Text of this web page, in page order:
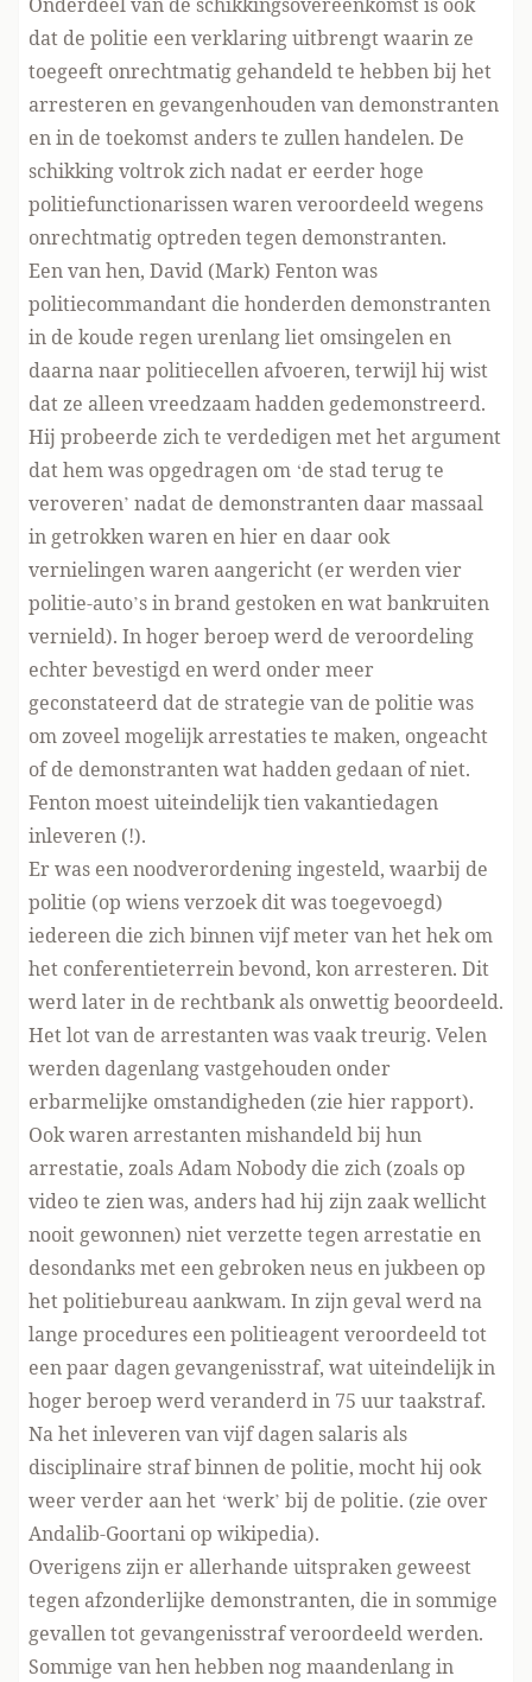
dat de politie een verklaring uitbrengt waarin ze
toegeeft onrechtmatig gehandeld te hebben bij het
arresteren en gevangenhouden van demonstranten
en in de toekomst anders te zullen handelen. De
schikking voltrok zich nadat er eerder hoge
politiefunctionarissen waren veroordeeld wegens
onrechtmatig optreden tegen demonstranten.
Een van hen, David (Mark) Fenton was
politiecommandant die honderden demonstranten
in de koude regen urenlang liet omsingelen en
daarna naar politiecellen afvoeren, terwijl hij wist
dat ze alleen vreedzaam hadden gedemonstreerd.
Hij probeerde zich te verdedigen met het argument
dat hem was opgedragen om ‘de stad terug te
veroveren’ nadat de demonstranten daar massaal
in getrokken waren en hier en daar ook
vernielingen waren aangericht (er werden vier
politie-auto’s in brand gestoken en wat bankruiten
vernield). In hoger beroep werd de veroordeling
echter bevestigd enwerd onder meer
geconstateerd dat de strategie van de politie was
om zoveel mogelijk arrestaties te maken, ongeacht
of de demonstranten wat hadden gedaan of niet.
Fenton moest uiteindelijk tien vakantiedagen
inleveren (!).
Er was een noodverordening ingesteld, waarbij de
politie (op wiens verzoek dit was toegevoegd)
iedereen die zich binnen vijf meter van het hek om
het conferentieterrein bevond, kon arresteren. Dit
werd later in de rechtbank als onwettig beoordeeld.
Het lot van de arrestanten was vaak treurig. Velen
werden dagenlang vastgehouden onder
erbarmelijke omstandigheden (zie hier rapport).
Ook waren arrestanten mishandeld bij hun
arrestatie, zoals Adam Nobody die zich (zoals op
video te zien was, anders had hij zijn zaak wellicht
nooit gewonnen) niet verzette tegen arrestatie en
desondanks met een gebroken neus en jukbeen op
het politiebureau aankwam. In zijn geval werd na
lange procedures een politieagent veroordeeld tot
een paar dagen gevangenisstraf, wat uiteindelijk in
hoger beroep werd veranderd in 75 uur taakstraf.
Na het inleveren van vijf dagen salaris als
disciplinaire straf binnen de politie, mocht hij ook
weer verder aan het ‘werk’ bij de politie. (zie over
Andalib-Goortani op wikipedia).
Overigens zijn er allerhande uitspraken geweest
tegen afzonderlijke demonstranten, die in sommige
gevallen tot gevangenisstraf veroordeeld werden.
Sommige van hen hebben nog maandenlang in